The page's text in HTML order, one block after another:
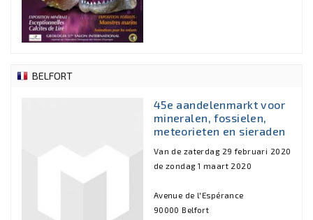
BELFORT
45e aandelenmarkt voor
mineralen, fossielen,
meteorieten en sieraden
Van de zaterdag 29 februari 2020
de zondag 1 maart 2020
Avenue de l'Espérance
90000 Belfort